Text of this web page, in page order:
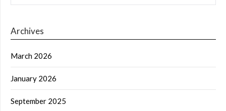
Archives
March 2026
January 2026
September 2025